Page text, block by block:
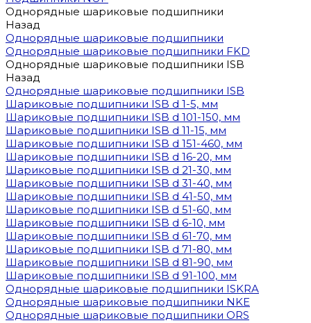
Однорядные шариковые подшипники
Назад
Однорядные шариковые подшипники
Однорядные шариковые подшипники FKD
Однорядные шариковые подшипники ISB
Назад
Однорядные шариковые подшипники ISB
Шариковые подшипники ISB d 1-5, мм
Шариковые подшипники ISB d 101-150, мм
Шариковые подшипники ISB d 11-15, мм
Шариковые подшипники ISB d 151-460, мм
Шариковые подшипники ISB d 16-20, мм
Шариковые подшипники ISB d 21-30, мм
Шариковые подшипники ISB d 31-40, мм
Шариковые подшипники ISB d 41-50, мм
Шариковые подшипники ISB d 51-60, мм
Шариковые подшипники ISB d 6-10, мм
Шариковые подшипники ISB d 61-70, мм
Шариковые подшипники ISB d 71-80, мм
Шариковые подшипники ISB d 81-90, мм
Шариковые подшипники ISB d 91-100, мм
Однорядные шариковые подшипники ISKRA
Однорядные шариковые подшипники NKE
Однорядные шариковые подшипники ORS